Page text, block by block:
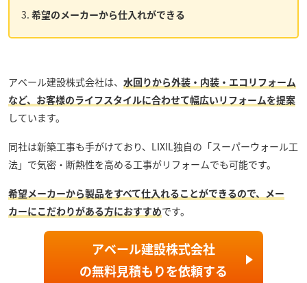
希望のメーカーから仕入れができる
アベール建設株式会社は、 水回りから外装・内装・エコリフォーム
など、お客様のライフスタイルに合わせて幅広いリフォームを提案
しています。
同社は新築工事も手がけており、LIXIL独自の「スーパーウォール工
法」で気密・断熱性を高める工事がリフォームでも可能です。
希望メーカーから製品をすべて仕入れることができるので、メー
カーにこだわりがある方におすすめです。
アベール建設株式会社
の無料見積もりを依頼する